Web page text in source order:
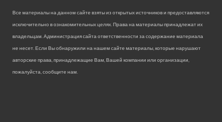
Все материалы на данном сайте взяты из открытых источников и предоставляются
исключительно в ознакомительных целях. Права на материалы принадлежат их
владельцам. Администрация сайта ответственности за содержание материала
не несет. Если Вы обнаружили на нашем сайте материалы, которые нарушают
авторские права, принадлежащие Вам, Вашей компании или организации,
пожалуйста, сообщите нам.